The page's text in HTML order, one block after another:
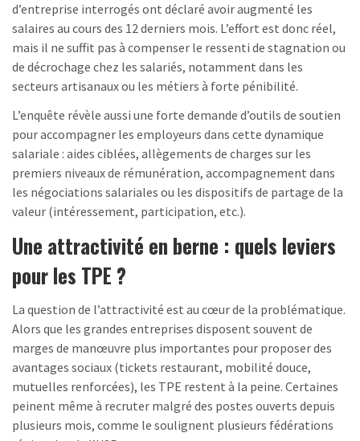
d’entreprise interrogés ont déclaré avoir augmenté les
salaires au cours des 12 derniers mois. L’effort est donc réel,
mais il ne suffit pas à compenser le ressenti de stagnation ou
de décrochage chez les salariés, notamment dans les
secteurs artisanaux ou les métiers à forte pénibilité.
L’enquête révèle aussi une forte demande d’outils de soutien
pour accompagner les employeurs dans cette dynamique
salariale : aides ciblées, allègements de charges sur les
premiers niveaux de rémunération, accompagnement dans
les négociations salariales ou les dispositifs de partage de la
valeur (intéressement, participation, etc.).
Une attractivité en berne : quels leviers
pour les TPE ?
La question de l’attractivité est au cœur de la problématique.
Alors que les grandes entreprises disposent souvent de
marges de manœuvre plus importantes pour proposer des
avantages sociaux (tickets restaurant, mobilité douce,
mutuelles renforcées), les TPE restent à la peine. Certaines
peinent même à recruter malgré des postes ouverts depuis
plusieurs mois, comme le soulignent plusieurs fédérations